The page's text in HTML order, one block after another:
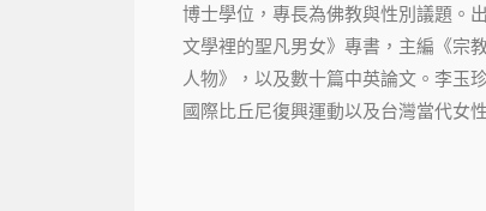
博士學位，專長為佛教與性別議題。
文學裡的聖凡男女》專書，主編《宗
人物》，以及數十篇中英論文。李玉
國際比丘尼復興運動以及台灣當代女